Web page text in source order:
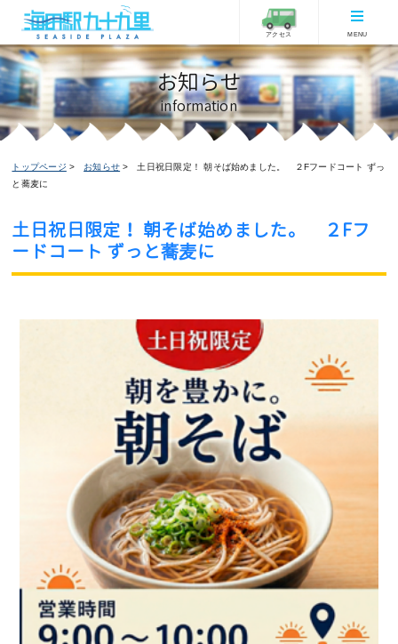
アクセス MENU
お知らせ
information
トップページ お知らせ
土日祝日限定！ 朝そば始めました。 ２Fフードコート ずっ
と蕎麦に
土日祝日限定！ 朝そば始めました。 ２Fフ
ードコート ずっと蕎麦に